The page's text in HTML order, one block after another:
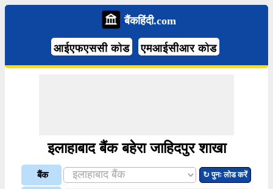
बैंकहिंदी.com
आईएफएससी कोड एमआईसीआर कोड
इलाहाबाद बैंक बहेरा जाहिदपुर शाखा
बैंक ↻ पुनः लोड करें